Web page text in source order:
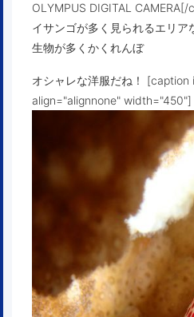
OLYMPUS DIGITAL
イサンゴが多く見られるエリア
生物が多くかくれんぼ
オシャレな洋服だね！
align="alignnone" width="450"]